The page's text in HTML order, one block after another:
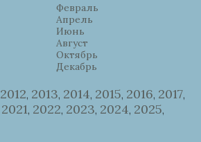
Февраль
Апрель
Июнь
Август
Октябрь
Декабрь
2012, 2013, 2014, 2015, 2016, 2017,
2021, 2022, 2023, 2024, 2025,